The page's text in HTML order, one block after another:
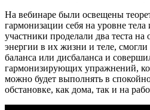
На вебинаре были освещены
гармонизации себя на уровне
участники проделали два теста
энергии в их жизни и теле, смогли
баланса или дисбаланса и
гармонизирующих упражнений,
можно будет выполнять в
обстановке, как дома, так и на